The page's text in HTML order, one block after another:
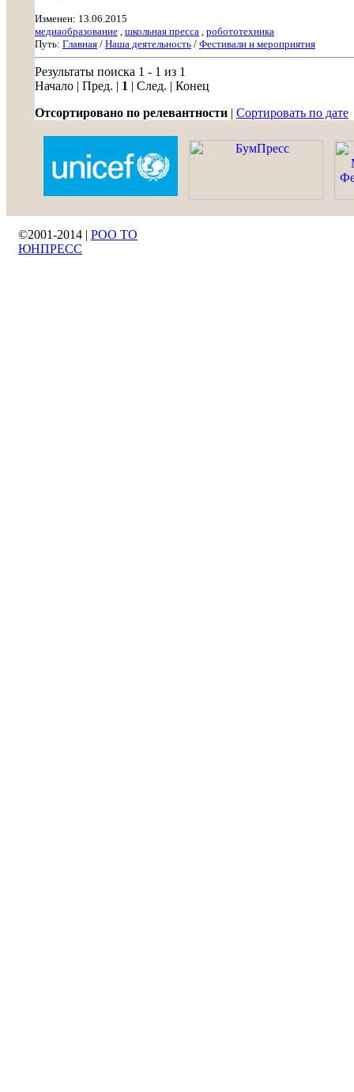
Изменен: 13.06.2015
медиаобразование , школьная пресса , робототехника
Путь: Главная / Наша деятельность / Фестивали и мероприятия
Результаты поиска 1 - 1 из 1
Начало | Пред. | 1 | След. | Конец
Отсортировано по релевантности | Сортировать по дате
©2001-2014 | РОО ТО
ЮНПРЕСС